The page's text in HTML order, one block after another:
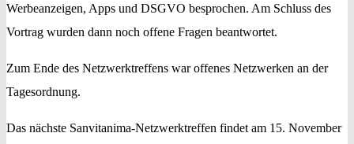
Werbeanzeigen, Apps und DSGVO besprochen. Am Schluss des
Vortrag wurden dann noch offene Fragen beantwortet.
Zum Ende des Netzwerktreffens war offenes Netzwerken an der
Tagesordnung.
Das nächste Sanvitanima-Netzwerktreffen findet am 15. November